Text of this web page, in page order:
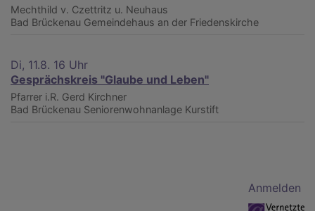
Mechthild v. Czettritz u. Neuhaus
Bad Brückenau Gemeindehaus an der Friedenskirche
Di, 11.8. 16 Uhr
Gesprächskreis "Glaube und Leben"
Pfarrer i.R. Gerd Kirchner
Bad Brückenau Seniorenwohnanlage Kurstift
Anmelden